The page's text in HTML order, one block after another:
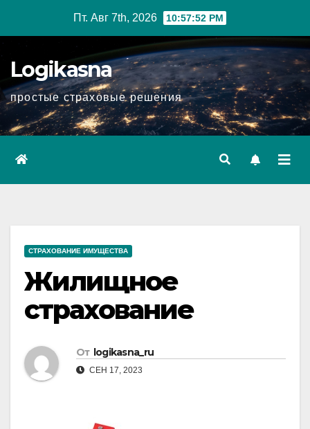
Пт. Авг 7th, 2026 10:57:53 PM
Logikasna
простые страховые решения
СТРАХОВАНИЕ ИМУЩЕСТВА
Жилищное
страхование
От logikasna_ru
СЕН 17, 2023